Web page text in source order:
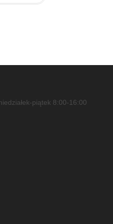
piątek 8:00-16:00